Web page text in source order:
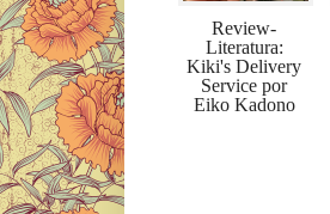
Review-
Literatura:
Kiki's Delivery
Service por
Eiko Kadono